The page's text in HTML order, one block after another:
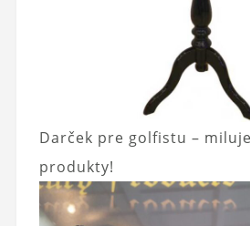
Darček pre golfistu –
produkty!